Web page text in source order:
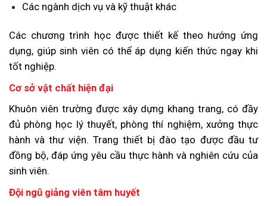
Các ngành dịch vụ và kỹ thuật khác
Các chương trình học được thiết kế theo hướng ứng
dụng, giúp sinh viên có thể áp dụng kiến thức ngay khi
tốt nghiệp.
Cơ sở vật chất hiện đại
Khuôn viên trường được xây dựng khang trang, có đầy
đủ phòng học lý thuyết, phòng thí nghiệm, xưởng thực
hành và thư viện. Trang thiết bị đào tạo được đầu tư
đồng bộ, đáp ứng yêu cầu thực hành và nghiên cứu của
sinh viên.
Đội ngũ giảng viên tâm huyết